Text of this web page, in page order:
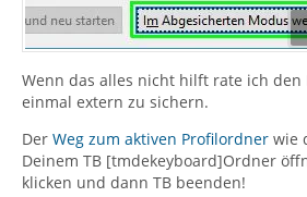
Wenn das alles nicht hilft rate ich
einmal extern zu sichern.
Der Weg zum aktiven Profilordner wie
Deinem TB [tmdekeyboard]Ordner
klicken und dann TB beenden!